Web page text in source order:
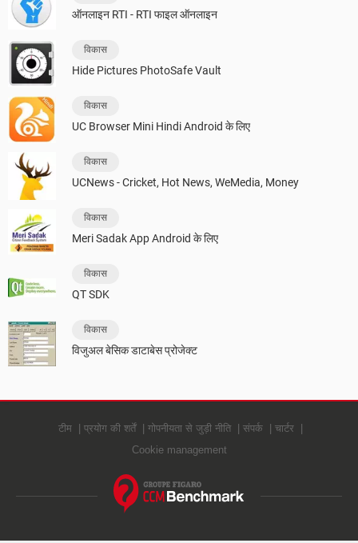
ऑनलाइन RTI - RTI फाइल ऑनलाइन
विकास
Hide Pictures PhotoSafe Vault
विकास
UC Browser Mini Hindi Android के लिए
विकास
UCNews - Cricket, Hot News, WeMedia, Money
विकास
Meri Sadak App Android के लिए
विकास
QT SDK
विकास
विजुअल बेसिक डाटाबेस प्रोजेक्ट
टीम प्रयोग की शर्तें गोपनीयता से जुड़ी नीति संपर्क
चार्टर
Cookie management